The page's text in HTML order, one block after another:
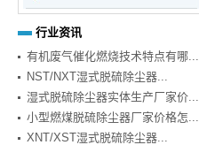
行业资讯
有机废气催化燃烧技术特点有哪...
NST/NXT湿式脱硫除尘器...
湿式脱硫除尘器实体生产厂家价...
小型燃煤脱硫除尘器厂家价格怎...
XNT/XST湿式脱硫除尘器...